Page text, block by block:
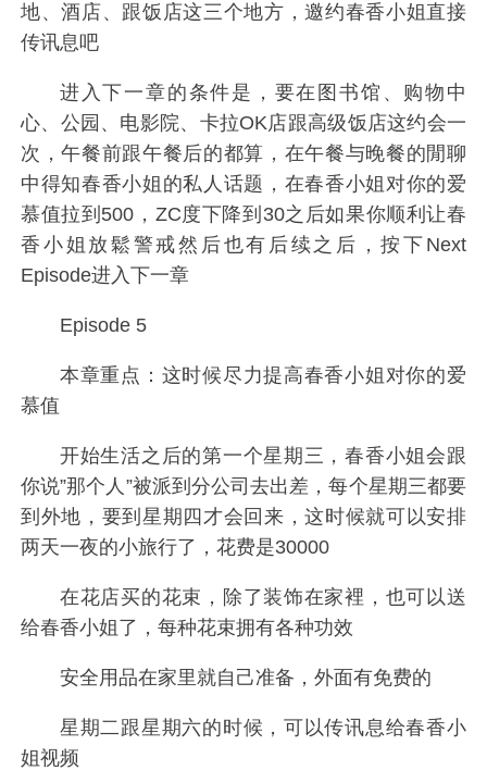
地、酒店、跟饭店这三个地方，邀约春香小姐直接
传讯息吧
进入下一章的条件是，要在图书馆、购物中
心、公园、电影院、卡拉OK店跟高级饭店这约会一
次，午餐前跟午餐后的都算，在午餐与晚餐的閒聊
中得知春香小姐的私人话题，在春香小姐对你的爱
慕值拉到500，ZC度下降到30之后如果你顺利让春
香小姐放鬆警戒然后也有后续之后，按下Next
Episode进入下一章
Episode 5
本章重点：这时候尽力提高春香小姐对你的爱
慕值
开始生活之后的第一个星期三，春香小姐会跟
你说”那个人”被派到分公司去出差，每个星期三都要
到外地，要到星期四才会回来，这时候就可以安排
两天一夜的小旅行了，花费是30000
在花店买的花束，除了装饰在家裡，也可以送
给春香小姐了，每种花束拥有各种功效
安全用品在家里就自己准备，外面有免费的
星期二跟星期六的时候，可以传讯息给春香小
姐视频